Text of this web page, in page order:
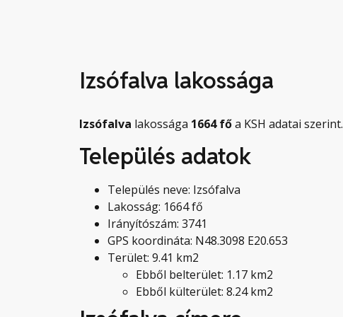
Izsófalva lakossága
Izsófalva lakossága 1664 főa KSH adatai szerint.
Település adatok
Település neve: Izsófalva
Lakosság: 1664 fő
Irányítószám: 3741
GPS koordináta: N48.3098 E20.653
Terület: 9.41 km2
Ebből belterület: 1.17 km2
Ebből külterület: 8.24 km2